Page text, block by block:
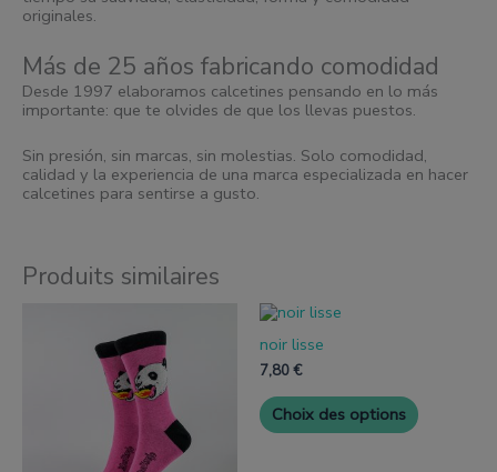
originales.
Más de 25 años fabricando comodidad
Desde 1997 elaboramos calcetines pensando en lo más
importante: que te olvides de que los llevas puestos.
Sin presión, sin marcas, sin molestias. Solo comodidad,
calidad y la experiencia de una marca especializada en hacer
calcetines para sentirse a gusto.
Produits similaires
options
peuvent
être
noir lisse
7,80€
Choix des options Les
options